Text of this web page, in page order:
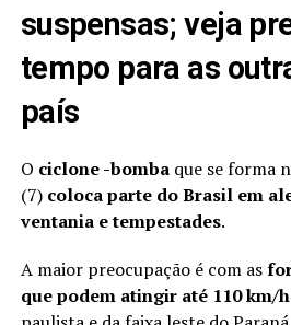
suspensas; veja
tempo para as
país
O ciclone -bombaque se forma
(7) coloca parte do Brasil em
ventania e tempestades.
A maior preocupação é com as
que podem atingir até 110 km/h